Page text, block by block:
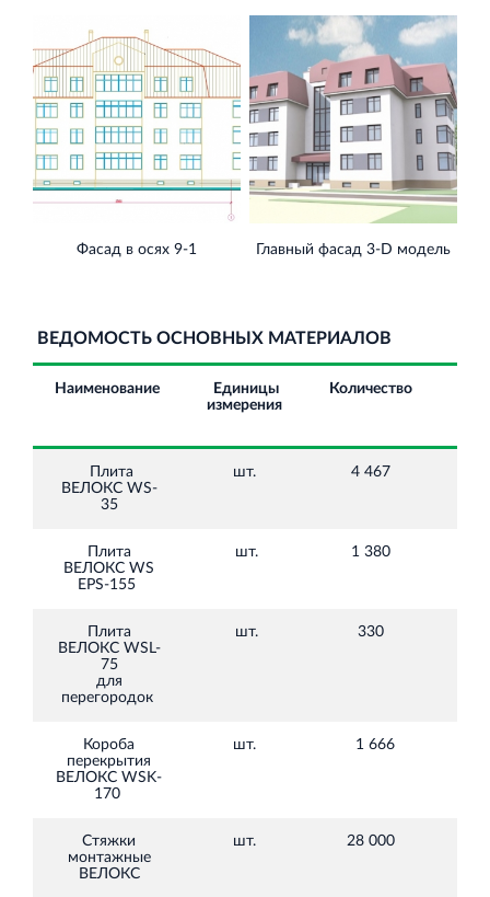
Фасад в осях 9-1 Главный фасад 3-D модель
ВЕДОМОСТЬ ОСНОВНЫХ МАТЕРИАЛОВ
Наименование
Единицы
измерения
Количество
Плита
ВЕЛОКС WS-
35
шт. 4 467
Плита
ВЕЛОКС WS
EPS-155
шт. 1 380
Плита
ВЕЛОКС WSL-
75
для
перегородок
шт. 330
Короба
перекрытия
ВЕЛОКС WSK-
170
шт. 1 666
Стяжки
монтажные
ВЕЛОКС
шт. 28 000